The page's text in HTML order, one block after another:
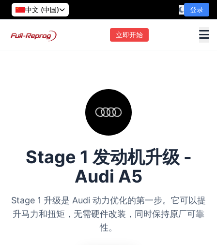
中文 (中国) 登录
立即开始
Stage 1 发动机升级 -
Audi A5
Stage 1 升级是 Audi 动力优化的第一步。它可以提
升马力和扭矩，无需硬件改装，同时保持原厂可靠
性。